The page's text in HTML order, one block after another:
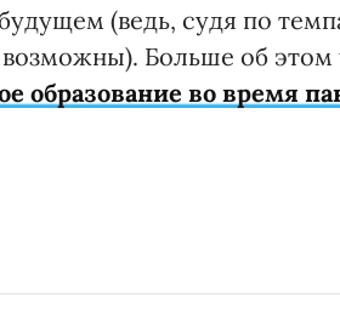
(ведь, судя по
Больше об этом
образование во время